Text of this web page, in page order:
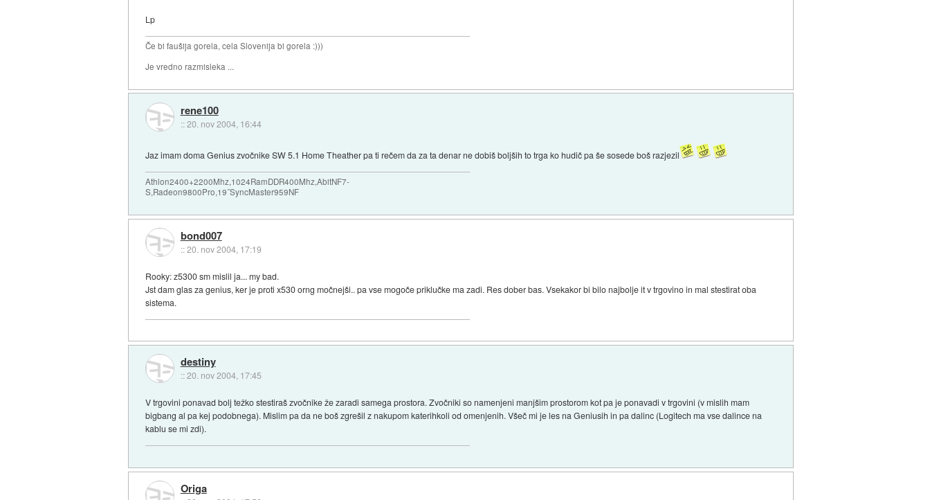
Lp
Če bi faušija gorela, cela Slovenija bi gorela :)))
Je vredno razmisleka ...
rene100
::20. nov 2004, 16:44
Jaz imam doma Genius zvočnike SW 5.1 Home Theather pa ti rečem da za ta denar ne dobiš boljših to trga ko hudič pa še sosede boš razjezil
Athlon2400+2200Mhz,1024RamDDR400Mhz,AbitNF7-
S,Radeon9800Pro,19˝SyncMaster959NF
bond007
::20. nov 2004, 17:19
Rooky: z5300 sm mislil ja... my bad.
Jst dam glas za genius, ker je proti x530 orng močnejši.. pa vse mogoče priklučke ma zadi. Res dober bas. Vsekakor bi bilo najbolje it v trgovino in mal stestirat oba
sistema.
destiny
::20. nov 2004, 17:45
V trgovini ponavad bolj težko stestiraš zvočnike že zaradi samega prostora. Zvočniki so namenjeni manjšim prostorom kot pa je ponavadi v trgovini (v mislih mam
bigbang al pa kej podobnega). Mislim pa da ne boš zgrešil z nakupom katerihkoli od omenjenih. Všeč mi je les na Geniusih in pa dalinc (Logitech ma vse dalince na
kablu se mi zdi).
Origa